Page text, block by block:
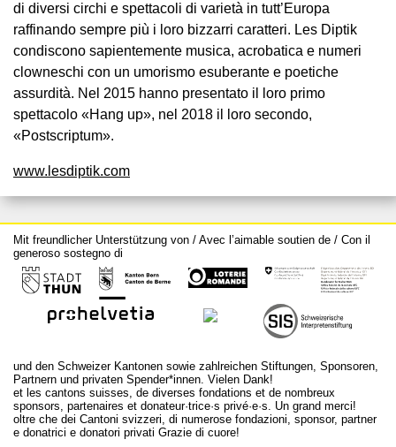
di diversi circhi e spettacoli di varietà in tutt’Europa
raffinando sempre più i loro bizzarri caratteri. Les Diptik
condiscono sapientemente musica, acrobatica e numeri
clowneschi con un umorismo esuberante e poetiche
assurdità. Nel 2015 hanno presentato il loro primo
spettacolo «Hang up», nel 2018 il loro secondo,
«Postscriptum».
www.lesdiptik.com
Mit freundlicher Unterstützung von / Avec l’aimable soutien de / Con il
generoso sostegno di
und den Schweizer Kantonen sowie zahlreichen Stiftungen, Sponsoren,
Partnern und privaten Spender*innen. Vielen Dank!
et les cantons suisses, de diverses fondations et de nombreux
sponsors, partenaires et donateur·trice·s privé·e·s. Un grand merci!
oltre che dei Cantoni svizzeri, di numerose fondazioni, sponsor, partner
e donatrici e donatori privati Grazie di cuore!